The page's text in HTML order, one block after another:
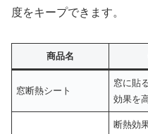
度をキープできます。
商品名
窓断熱シート
窓に貼
効果を
断熱効